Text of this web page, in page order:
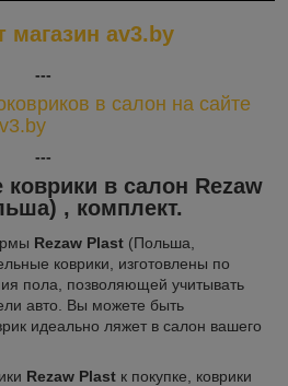
магазин av3.by
---
в салон на сайте
---
в салон Rezaw
, комплект.
Rezaw Plast (Польша,
коврики, изготовлены по
пола, позволяющей учитывать
авто. Вы можете быть
идеально ляжет в салон вашего
Rezaw Plast к покупке, коврики